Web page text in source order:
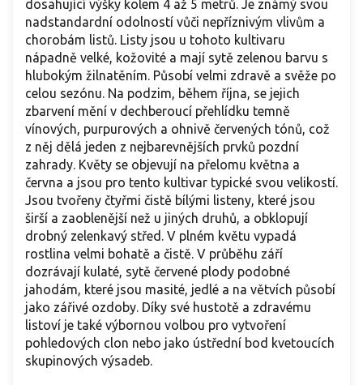
dosahující výšky kolem 4 až 5 metrů. Je známý svou
nadstandardní odolností vůči nepříznivým vlivům a
chorobám listů. Listy jsou u tohoto kultivaru
nápadně velké, kožovité a mají sytě zelenou barvu s
hlubokým žilnatěním. Působí velmi zdravě a svěže po
celou sezónu. Na podzim, během října, se jejich
zbarvení mění v dechberoucí přehlídku temně
vínových, purpurových a ohnivě červených tónů, což
z něj dělá jeden z nejbarevnějších prvků pozdní
zahrady. Květy se objevují na přelomu května a
června a jsou pro tento kultivar typické svou velikostí.
Jsou tvořeny čtyřmi čistě bílými listeny, které jsou
širší a zaoblenější než u jiných druhů, a obklopují
drobný zelenkavý střed. V plném květu vypadá
rostlina velmi bohatě a čistě. V průběhu září
dozrávají kulaté, sytě červené plody podobné
jahodám, které jsou masité, jedlé a na větvích působí
jako zářivé ozdoby. Díky své hustotě a zdravému
listoví je také výbornou volbou pro vytvoření
pohledových clon nebo jako ústřední bod kvetoucích
skupinových výsadeb.